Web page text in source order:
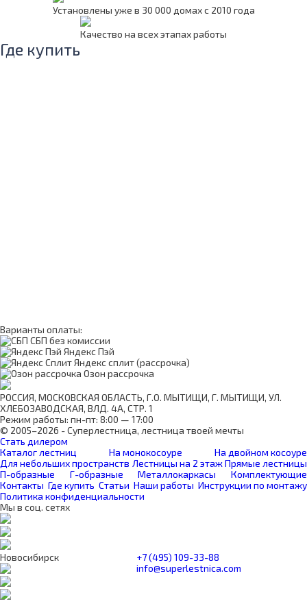
Установлены уже в 30 000 домах с 2010 года
Качество на всех этапах работы
Где купить
Варианты оплаты:
СБП без комиссии
Яндекс Пэй
Яндекс сплит (рассрочка)
Озон рассрочка
РОССИЯ, МОСКОВСКАЯ ОБЛАСТЬ, Г.О. МЫТИЩИ, Г. МЫТИЩИ, УЛ.
ХЛЕБОЗАВОДСКАЯ, ВЛД. 4А, СТР. 1
Режим работы: пн-пт: 8:00 — 17:00
© 2005–2026 - Суперлестница, лестница твоей мечты
Стать дилером
Каталог лестниц
На монокосоуре
На двойном косоуре
Для небольших пространств Лестницы на 2 этаж Прямые лестницы
П-образные
Г-образные Металлокаркасы
Комплектующие
Контакты Где купить Статьи Наши работы Инструкции по монтажу
Политика конфиденциальности
Мы в соц. сетях
Новосибирск
+7 (495) 109-33-88
info@superlestnica.com